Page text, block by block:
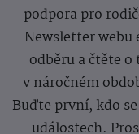
podpora pro
Newsletter webu
odběru a čtěte
v náročném
Buďte první, kdo
událostech.